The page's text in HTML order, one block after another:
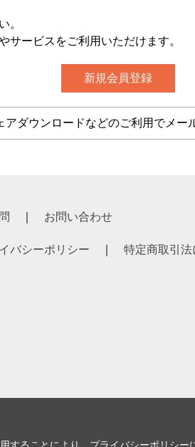
。
サービスをご利用いただけます。
ダウンロードなどのご利用でメー
お問い合わせ
バシーポリシー 特定商取引